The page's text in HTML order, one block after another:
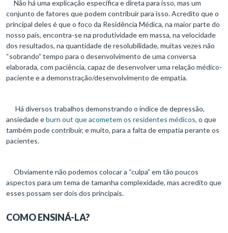
Não há uma explicação específica e direta para isso, mas um
conjunto de fatores que podem contribuir para isso. Acredito que o
principal deles é que o foco da Residência Médica, na maior parte do
nosso país, encontra-se na produtividade em massa, na velocidade
dos resultados, na quantidade de resolubilidade, muitas vezes não
“sobrando” tempo para o desenvolvimento de uma conversa
elaborada, com paciência, capaz de desenvolver uma relação médico-
paciente e a demonstração/desenvolvimento de empatia.
Há diversos trabalhos demonstrando o índice de depressão,
ansiedade eburn out que acometem os residentes médicos, o que
também pode contribuir, e muito, para a falta de empatia perante os
pacientes.
Obviamente não podemos colocar a “culpa” em tão poucos
aspectos para um tema de tamanha complexidade, mas acredito que
esses possam ser dois dos principais.
COMO ENSINÁ-LA?